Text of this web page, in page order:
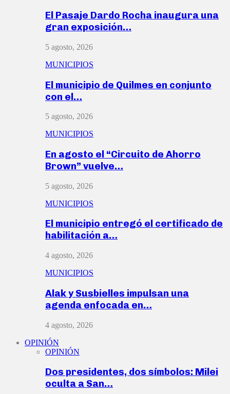
El Pasaje Dardo Rocha inaugura una
gran exposición…
5 agosto, 2026
MUNICIPIOS
El municipio de Quilmes en conjunto
con el…
5 agosto, 2026
MUNICIPIOS
En agosto el “Circuito de Ahorro
Brown” vuelve…
5 agosto, 2026
MUNICIPIOS
El municipio entregó el certificado de
habilitación a…
4 agosto, 2026
MUNICIPIOS
Alak y Susbielles impulsan una
agenda enfocada en…
4 agosto, 2026
OPINIÓN
OPINIÓN
Dos presidentes, dos símbolos: Milei
oculta a San…